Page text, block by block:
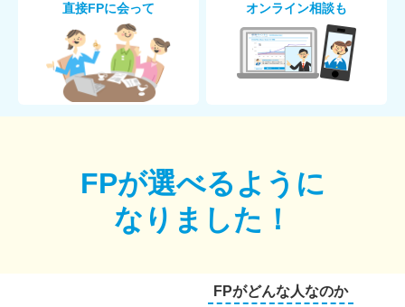
直接FPに会って
オンライン相談も
FPが選べるように
なりました！
FPがどんな人なのか